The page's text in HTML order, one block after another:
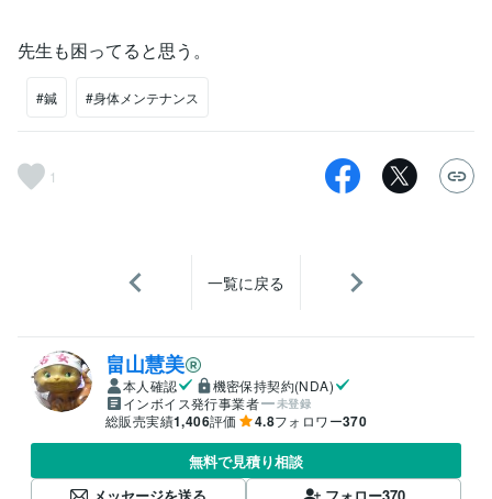
先生も困ってると思う。
#鍼 #身体メンテナンス
1
一覧に戻る
畠山慧美
本人確認
機密保持契約(NDA)
インボイス発行事業者
未登録
総販売実績1,406評価 4.8フォロワー370
無料で見積り相談